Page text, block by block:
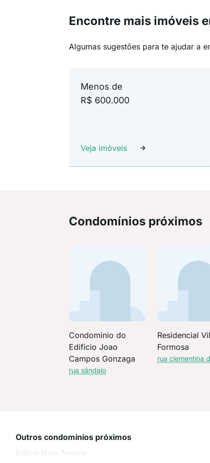
Encontre mais imóveis
Algumas sugestões para te ajudar a
Menos de
R$ 600.000
Veja imóveis
Condomínios próximos
Condominio do
Edificio Joao
Campos Gonzaga
rua sândalo
Residencial
Formosa
rua clementina
Outros condomínios próximos
Edifício Mario Teixeira